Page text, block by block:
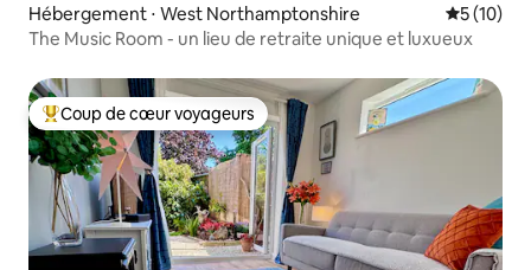
Hébergement ⋅ West Northamptonshire
5 (10)
The Music Room - un lieu de retraite unique et luxueux
Coups de cœur voyageurs les plus appréciés
Coup de cœur voyageurs